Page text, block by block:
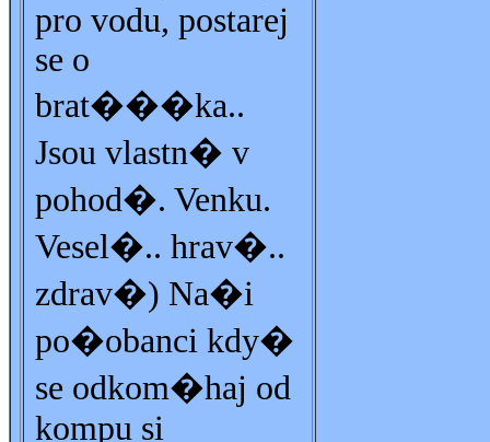
pro vodu, postarej
se o
brat���ka..
Jsou vlastn� v
pohod�. Venku.
Vesel�.. hrav�..
zdrav�) Na�i
po�obanci kdy�
se odkom�haj od
kompu si